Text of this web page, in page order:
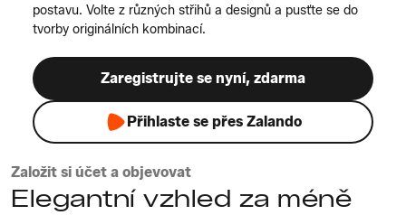
postavu. Volte z různých střihů a designů a pusťte se do
tvorby originálních kombinací.
Zaregistrujte se nyní, zdarma
Přihlaste se přes Zalando
Založit si účet a objevovat
Elegantní vzhled za méně